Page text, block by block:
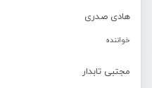
هادی صدری
خواننده
مجتبی تابدار